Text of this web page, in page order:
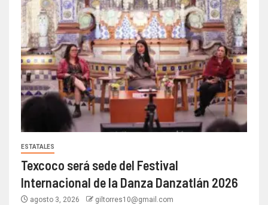
ESTATALES
Texcoco será sede del Festival
Internacional de la Danza Danzatlán 2026
agosto 3, 2026 giltorres10@gmail.com